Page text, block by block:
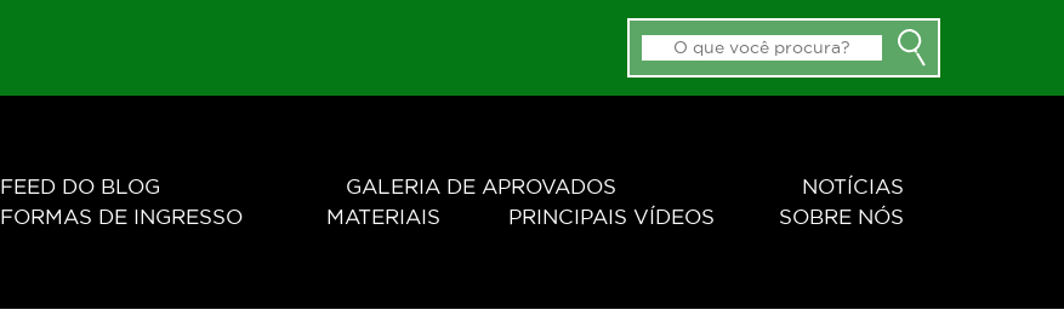
FEED DO BLOG GALERIA DE APROVADOS
NOTÍCIAS
FORMAS DE INGRESSO
MATERIAIS PRINCIPAIS VÍDEOS SOBRE NÓS